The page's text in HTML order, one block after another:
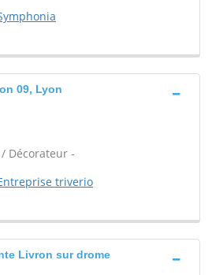
09, Lyon
Décorateur -
triverio
Livron sur drome